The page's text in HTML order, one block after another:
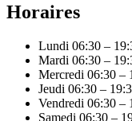
Horaires
Lundi 06:30 –
Mardi 06:30 –
Mercredi 06:30 –
Jeudi 06:30 –
Vendredi 06:30 –
Samedi 06:30 –